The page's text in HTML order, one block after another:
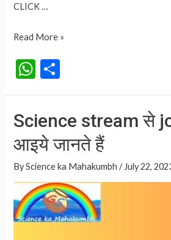
CLICK …
वाक्य
परिभाषा
उदाहरण
in
Hindi
DOWNLOAD
FREE
PDF
Read More »
W
h
at
s
A
p
p
h
e
Science stream से
आइये जानते हैं
ByScience ka Mahakumbh / July 22,